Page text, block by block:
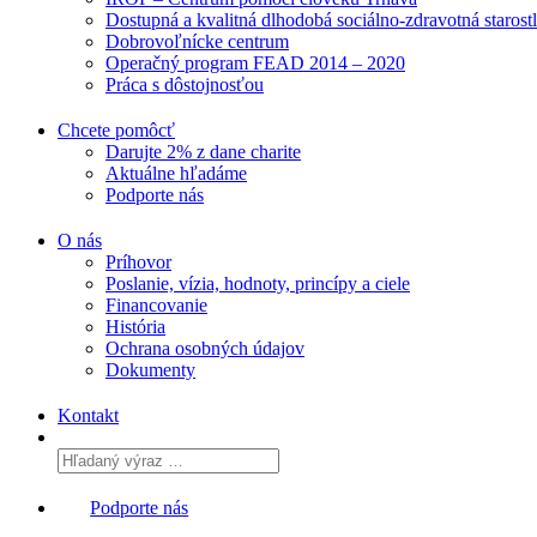
Dostupná a kvalitná dlhodobá sociálno-zdravotná
Dobrovoľnícke centrum
Operačný program FEAD 2014 – 2020
Práca s dôstojnosťou
Chcete pomôcť
Darujte 2% z dane charite
Aktuálne hľadáme
Podporte nás
O nás
Príhovor
Poslanie, vízia, hodnoty, princípy a ciele
Financovanie
História
Ochrana osobných údajov
Dokumenty
Kontakt
Podporte nás